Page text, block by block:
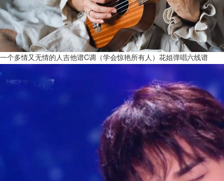
一个多情又无情的人吉他谱C调（学会惊艳所有人）花姐弹唱六线谱